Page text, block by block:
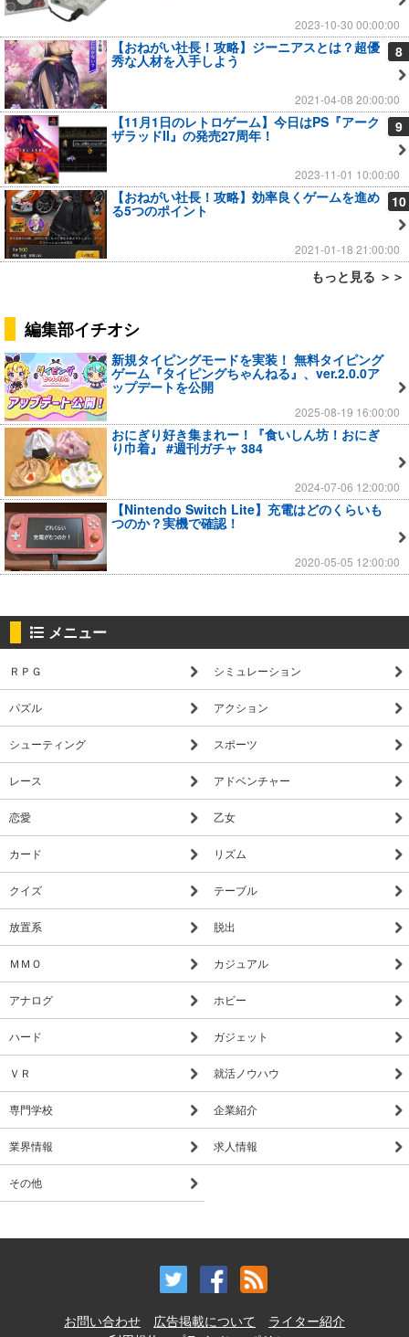
2023-10-30 00:00:00
8
【おねがい社長！攻略】ジーニアスとは？超優
秀な人材を入手しよう
2021-04-08 20:00:00
9
【11月1日のレトロゲーム】今日はPS『アーク
ザラッドII』の発売27周年！
2023-11-01 10:00:00
10
【おねがい社長！攻略】効率良くゲームを進め
る5つのポイント
2021-01-18 21:00:00
もっと見る ＞＞
編集部イチオシ
新規タイピングモードを実装！ 無料タイピング
ゲーム『タイピングちゃんねる』、ver.2.0.0ア
ップデートを公開
2025-08-19 16:00:00
おにぎり好き集まれー！『食いしん坊！おにぎ
り巾着』 #週刊ガチャ 384
2024-07-06 12:00:00
【Nintendo Switch Lite】充電はどのくらいも
つのか？実機で確認！
2020-05-05 12:00:00
メニュー
ＲＰＧ シミュレーション
パズル アクション
シューティング スポーツ
レース アドベンチャー
恋愛 乙女
カード リズム
クイズ テーブル
放置系 脱出
ＭＭＯ カジュアル
アナログ ホビー
ハード ガジェット
ＶＲ 就活ノウハウ
専門学校 企業紹介
業界情報 求人情報
その他
お問い合わせ 広告掲載について
ライター紹介